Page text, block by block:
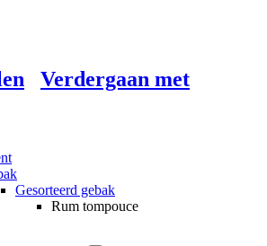
Verdergaan met
Gesorteerd gebak
Rum tompouce